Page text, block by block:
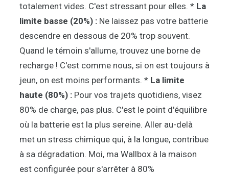
totalement vides. C'est stressant pour elles. * La
limite basse (20%) : Ne laissez pas votre batterie
descendre en dessous de 20% trop souvent.
Quand le témoin s'allume, trouvez une borne de
recharge ! C'est comme nous, si on est toujours à
jeun, on est moins performants. * La limite
haute (80%) : Pour vos trajets quotidiens, visez
80% de charge, pas plus. C'est le point d'équilibre
où la batterie est la plus sereine. Aller au-delà
met un stress chimique qui, à la longue, contribue
à sa dégradation. Moi, ma Wallbox à la maison
est configurée pour s'arrêter à 80%